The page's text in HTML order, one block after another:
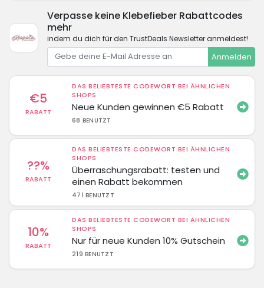
Verpasse keine Klebefieber Rabattcodes
mehr
indem du dich für den TrustDeals Newsletter anmeldest!
Anmelden
€5
RABATT
DAS BELIEBTESTE CODEWORT BEI ÄHNLICHEN
SHOPS
Neue Kunden gewinnen €5 Rabatt
68 BENUTZT
??%
RABATT
DAS BELIEBTESTE CODEWORT BEI ÄHNLICHEN
SHOPS
Überraschungsrabatt: testen und
einen Rabatt bekommen
471 BENUTZT
10%
RABATT
DAS BELIEBTESTE CODEWORT BEI ÄHNLICHEN
SHOPS
Nur für neue Kunden 10% Gutschein
219 BENUTZT